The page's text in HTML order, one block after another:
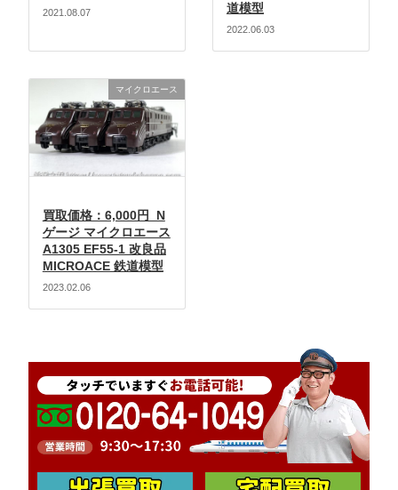
2021.08.07
道模型
2022.06.03
マイクロエース
買取価格：6,000円 N
ゲージ マイクロエース
A1305 EF55-1 改良品
MICROACE 鉄道模型
2023.02.06